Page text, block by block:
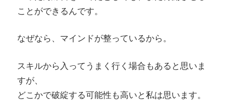
ことができるんです。
なぜなら、マインドが整っているから。
スキルから入ってうまく行く場合もあると思いま
すが、
どこかで破綻する可能性も高いと私は思います。